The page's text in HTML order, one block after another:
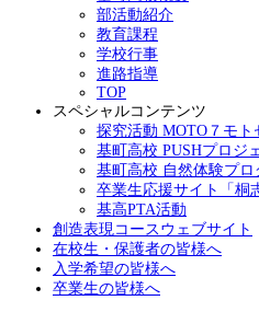
部活動紹介
教育課程
学校行事
進路指導
TOP
スペシャルコンテンツ
探究活動 MOTO７モ
基町高校 PUSHプロジ
基町高校 自然体験プロ
卒業生応援サイト「桐
基高PTA活動
創造表現コースウェブサイト
在校生・保護者の皆様へ
入学希望の皆様へ
卒業生の皆様へ